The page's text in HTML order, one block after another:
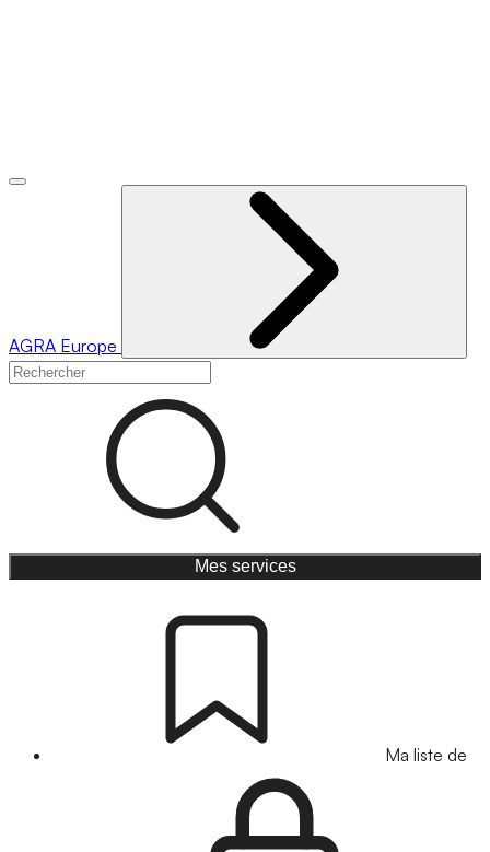
AGRA Europe
Mes services
Ma liste de